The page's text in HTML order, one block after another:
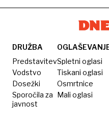
DRUŽBA
Predstavitev
Vodstvo
Dosežki
Sporočila za
javnost
Spletni oglasi
Tiskani oglasi
Osmrtnice
Mali oglasi